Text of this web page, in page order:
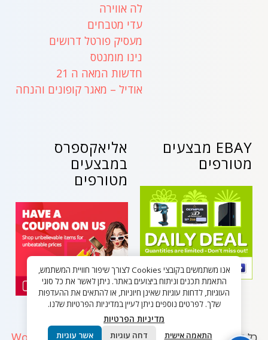
לה אווירה
עדי מטבחים
מעסיק פורטל דרושים
נינו מומנטס
חדשות המאה ה 21
אודיל – מאגר קופונים והנחה
אליאקספרס
במבצעים
מטורפים
EBAY מבצעים
מטורפים
אנו משתמשים בקובצי Cookies לצורך שיפור חוויית המשתמש,
התאמת תכנים וניתוח ביצועים באתר. ניתן לאשר את כל סוגי
העוגיות, לדחות עוגיות שאינן חיוניות, או להתאים את ההעדפות
שלך. לפרטים נוספים ניתן לעיין במדיניות הפרטיות שלנו.
מדיניות הפרטיות
התאמה אישית דחה עוגיות אשר עוגיות